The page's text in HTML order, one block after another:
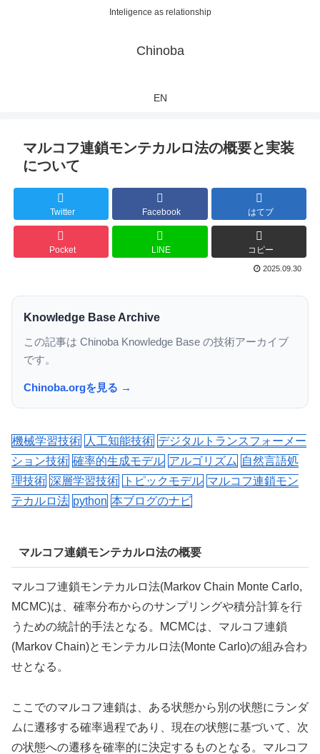
Inteligence as relationship
Chinoba
EN
マルコフ連鎖モンテカルロ法の概要と実装
について
Twitter Facebook はてブ
Pocket LINE コピー
2025.09.30
Knowledge Base Archive
この記事は Chinoba Knowledge Base の技術アーカイブ
です。
Chinoba.orgを見る →
機械学習技術 人工知能技術 デジタルトランスフォーメー
ション技術 確率的生成モデル アルゴリズム 自然言語処
理技術 深層学習技術 トピックモデル マルコフ連鎖モン
テカルロ法 python 本ブログのナビ
マルコフ連鎖モンテカルロ法の概要
マルコフ連鎖モンテカルロ法(Markov Chain Monte Carlo,
MCMC)は、確率分布からのサンプリングや積分計算を行
うための統計的手法となる。MCMCは、マルコフ連鎖
(Markov Chain)とモンテカルロ法(Monte Carlo)の組み合わ
せとなる。
ここでのマルコフ連鎖は、ある状態から別の状態にランダ
ムに遷移する確率過程であり、現在の状態に基づいて、次
の状態への遷移を確率的に決定するものとなる。マルコフ